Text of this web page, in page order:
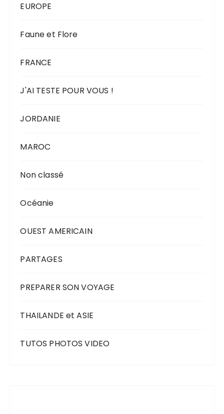
EUROPE
Faune et Flore
FRANCE
J'AI TESTE POUR VOUS !
JORDANIE
MAROC
Non classé
Océanie
OUEST AMERICAIN
PARTAGES
PREPARER SON VOYAGE
THAILANDE et ASIE
TUTOS PHOTOS VIDEO